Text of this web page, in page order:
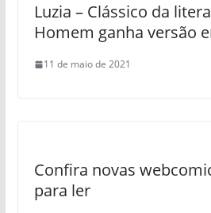
Luzia – Clássico da
Homem ganha versão
11 de maio de 2021
Confira novas
para ler